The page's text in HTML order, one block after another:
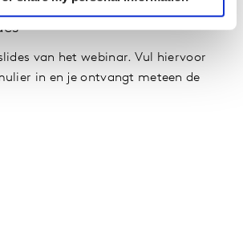
van het webinar. Vul hiervoor
in en je ontvangt meteen de